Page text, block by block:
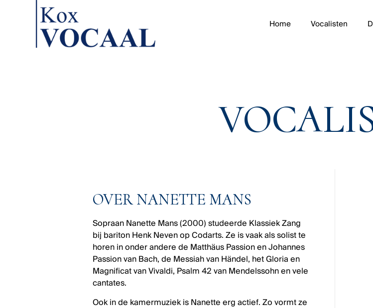
Home Vocalisten
OVER NANETTE MANS
Sopraan Nanette Mans (2000) studeerde Klassiek Zang
bij bariton Henk Neven op Codarts. Ze is vaak als solist te
horen in onder andere de Matthäus Passion en Johannes
Passion van Bach, de Messiah van Händel, het Gloria en
Magnificat van Vivaldi, Psalm 42 van Mendelssohn en vele
cantates.
Ook in de kamermuziek is Nanette erg actief. Zo vormt ze